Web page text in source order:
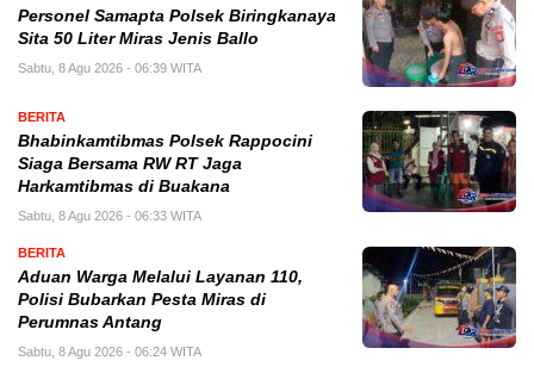
Personel Samapta Polsek Biringkanaya
Sita 50 Liter Miras Jenis Ballo
Sabtu, 8 Agu 2026 - 06:39 WITA
BERITA
Bhabinkamtibmas Polsek Rappocini
Siaga Bersama RW RT Jaga
Harkamtibmas di Buakana
Sabtu, 8 Agu 2026 - 06:33 WITA
BERITA
Aduan Warga Melalui Layanan 110,
Polisi Bubarkan Pesta Miras di
Perumnas Antang
Sabtu, 8 Agu 2026 - 06:24 WITA